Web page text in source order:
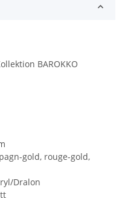
BAROKKO
gold, rouge-gold,
Dralon